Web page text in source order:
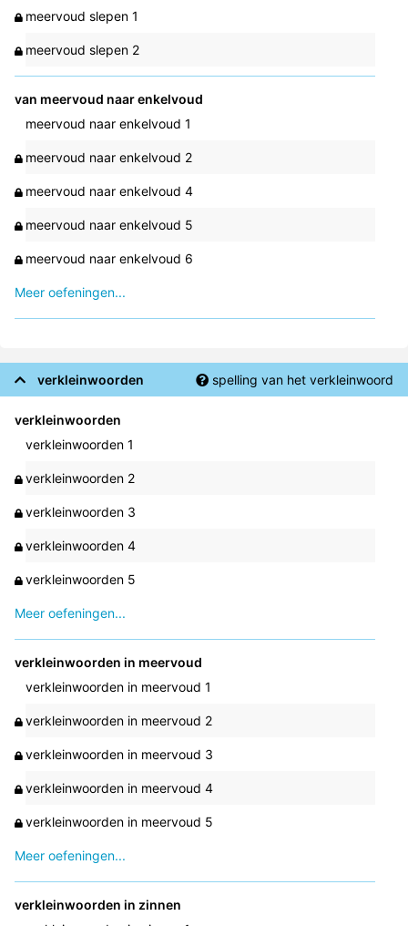
meervoud slepen 1
meervoud slepen 2
van meervoud naar enkelvoud
meervoud naar enkelvoud 1
meervoud naar enkelvoud 2
meervoud naar enkelvoud 4
meervoud naar enkelvoud 5
meervoud naar enkelvoud 6
Meer oefeningen...
verkleinwoorden spelling van het verkleinwoord
verkleinwoorden
verkleinwoorden 1
verkleinwoorden 2
verkleinwoorden 3
verkleinwoorden 4
verkleinwoorden 5
Meer oefeningen...
verkleinwoorden in meervoud
verkleinwoorden in meervoud 1
verkleinwoorden in meervoud 2
verkleinwoorden in meervoud 3
verkleinwoorden in meervoud 4
verkleinwoorden in meervoud 5
Meer oefeningen...
verkleinwoorden in zinnen